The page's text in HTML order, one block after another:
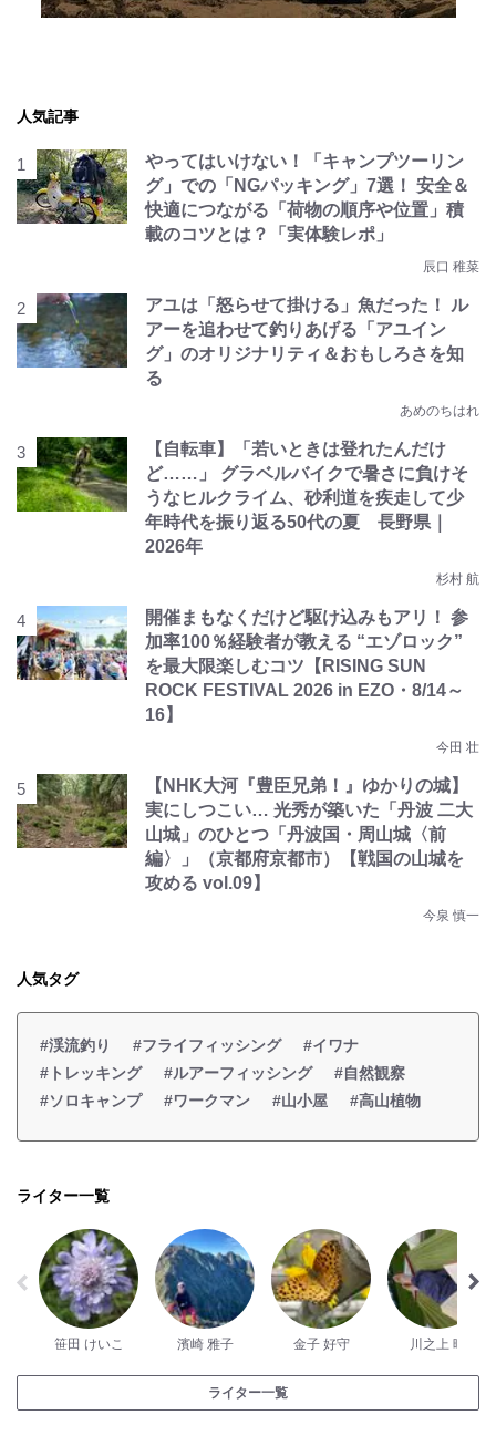
人気記事
やってはいけない！「キャンプツーリン
グ」での「NGパッキング」7選！ 安全＆
快適につながる「荷物の順序や位置」積
載のコツとは？「実体験レポ」
辰口 稚菜
アユは「怒らせて掛ける」魚だった！ ル
アーを追わせて釣りあげる「アユイン
グ」のオリジナリティ＆おもしろさを知
る
あめのちはれ
【自転車】「若いときは登れたんだけ
ど……」 グラベルバイクで暑さに負けそ
うなヒルクライム、砂利道を疾走して少
年時代を振り返る50代の夏 長野県｜
2026年
杉村 航
開催まもなくだけど駆け込みもアリ！ 参
加率100％経験者が教える “エゾロック”
を最大限楽しむコツ【RISING SUN
ROCK FESTIVAL 2026 in EZO・8/14～
16】
今田 壮
【NHK大河『豊臣兄弟！』ゆかりの城】
実にしつこい… 光秀が築いた「丹波 二大
山城」のひとつ「丹波国・周山城〈前
編〉」（京都府京都市）【戦国の山城を
攻める vol.09】
今泉 慎一
人気タグ
#渓流釣り #フライフィッシング
#イワナ
#トレッキング
#ルアーフィッシング
#自然観察
#ソロキャンプ
#ワークマン #山小屋 #高山植物
ライター一覧
笹田 けいこ 濱崎 雅子 金子 好守 川之上 晴
ライター一覧